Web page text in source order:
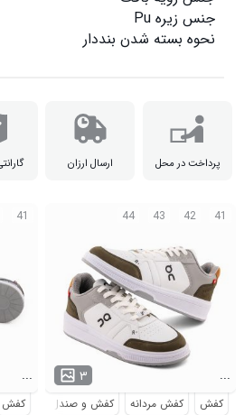
نحوه بسته شدن بنددار
پرداخت در محل ارسال ارزان
41
...
کفش
41
42
43
44
۳ ...
کفش کفش مردانه کفش و صندل